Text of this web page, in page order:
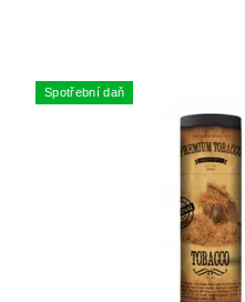
Spotřební daň